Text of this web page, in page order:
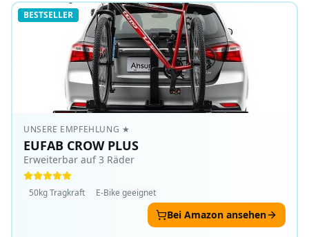
BESTSELLER
UNSERE EMPFEHLUNG ★
EUFAB CROW PLUS
Erweiterbar auf 3 Räder
50kg Tragkraft E-Bike geeignet
Bei Amazon ansehen